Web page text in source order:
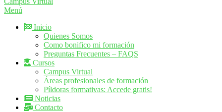
Menú
Inicio
Quienes Somos
Como bonifico mi formación
Preguntas Frecuentes – FAQS
Cursos
Campus Virtual
Áreas profesionales de formación
Píldoras formativas: Accede gratis!
Noticias
Contacto